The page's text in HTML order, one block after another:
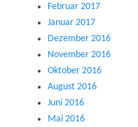
Februar 2017
Januar 2017
Dezember 2016
November 2016
Oktober 2016
August 2016
Juni 2016
Mai 2016